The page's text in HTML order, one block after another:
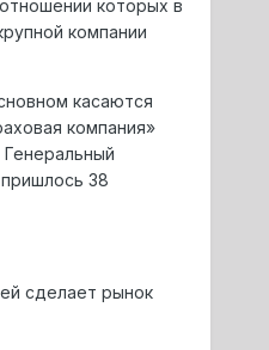
которых в
компании
касаются
компания»
38
сделает рынок